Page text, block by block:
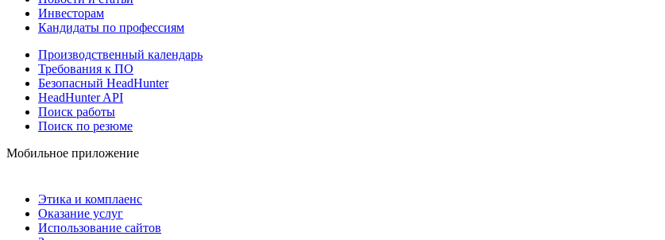
Инвесторам
Кандидаты по профессиям
Производственный календарь
Требования к ПО
Безопасный HeadHunter
HeadHunter API
Поиск работы
Поиск по резюме
Мобильное приложение
Этика и комплаенс
Оказание услуг
Использование сайтов